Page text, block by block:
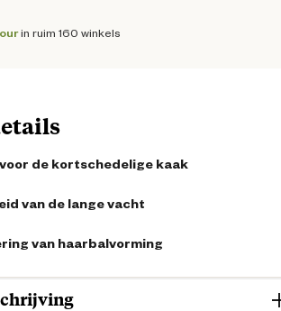
in ruim 160 winkels
de kortschedelige kaak
van de lange vacht
van haarbalvorming